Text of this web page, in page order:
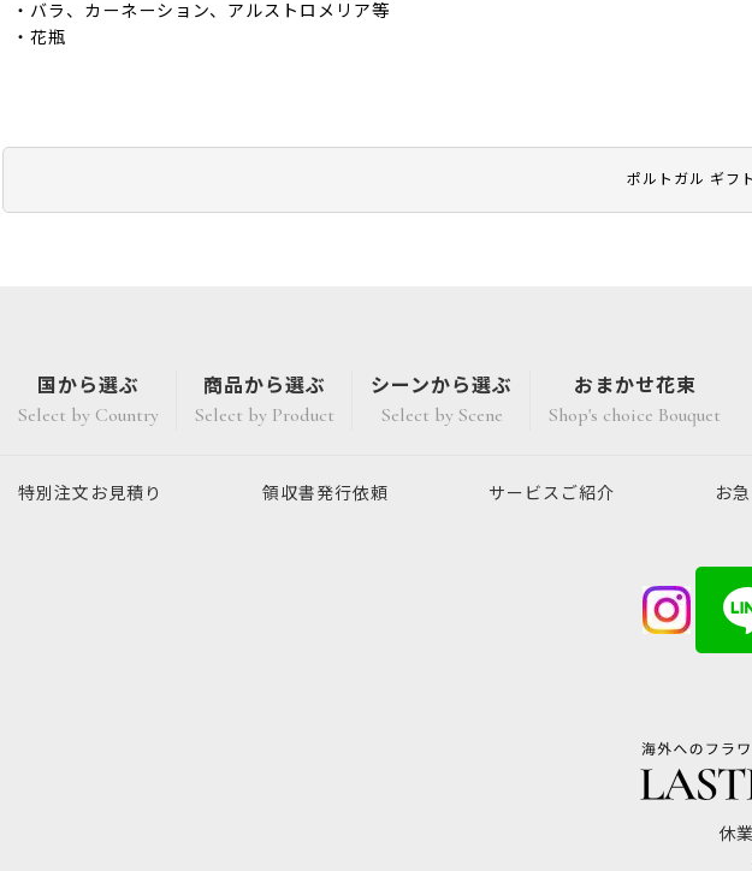
ポルトガル ギフ
・バラ、カーネーション、アルストロメリア等
・花瓶
国から選ぶ
Select by Country
商品から選ぶ
Select by Product
シーンから選ぶ
Select by Scene
おまかせ花束
Shop's choice Bouquet
特別注文 お見積り 領収書発行依頼 サービスご紹介 お
休